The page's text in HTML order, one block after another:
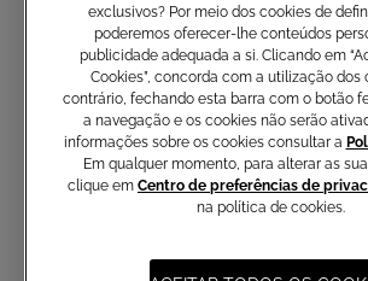
Não perca as últimas
com a newsletter Atelier
exclusivos? Por meio dos cookies de
poderemos oferecer-lhe conteúdos
publicidade adequada a si. Clicando em
Cookies”, concorda com a utilização dos
contrário, fechando esta barra com o botão
a navegação e os cookies não serão
informações sobre os cookies consultar a
Em qualquer momento, para alterar as
clique em Centro de preferências de
na política de cookies.